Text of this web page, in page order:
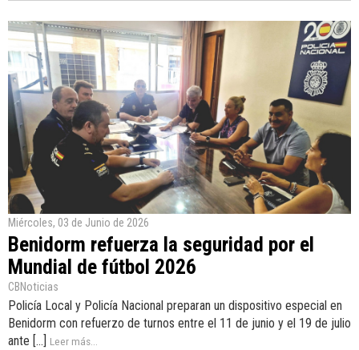
Miércoles, 03 de Junio de 2026
Benidorm refuerza la seguridad por el
Mundial de fútbol 2026
CBNoticias
Policía Local y Policía Nacional preparan un dispositivo especial en
Benidorm con refuerzo de turnos entre el 11 de junio y el 19 de julio
ante [...]
Leer más...